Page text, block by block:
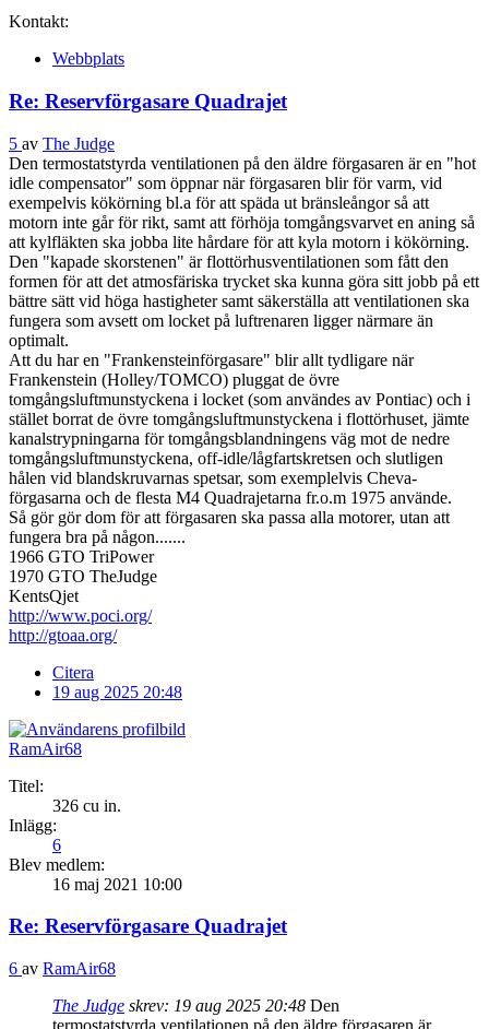
Kontakt:
Webbplats
Re: Reservförgasare Quadrajet
5 av The Judge
Den termostatstyrda ventilationen på den äldre förgasaren är en "hot
idle compensator" som öppnar när förgasaren blir för varm, vid
exempelvis kökörning bl.a för att späda ut bränsleångor så att
motorn inte går för rikt, samt att förhöja tomgångsvarvet en aning så
att kylfläkten ska jobba lite hårdare för att kyla motorn i kökörning.
Den "kapade skorstenen" är flottörhusventilationen som fått den
formen för att det atmosfäriska trycket ska kunna göra sitt jobb på ett
bättre sätt vid höga hastigheter samt säkerställa att ventilationen ska
fungera som avsett om locket på luftrenaren ligger närmare än
optimalt.
Att du har en "Frankensteinförgasare" blir allt tydligare när
Frankenstein (Holley/TOMCO) pluggat de övre
tomgångsluftmunstyckena i locket (som användes av Pontiac) och i
stället borrat de övre tomgångsluftmunstyckena i flottörhuset, jämte
kanalstrypningarna för tomgångsblandningens väg mot de nedre
tomgångsluftmunstyckena, off-idle/lågfartskretsen och slutligen
hålen vid blandskruvarnas spetsar, som exemplelvis Cheva-
förgasarna och de flesta M4 Quadrajetarna fr.o.m 1975 använde.
Så gör gör dom för att förgasaren ska passa alla motorer, utan att
fungera bra på någon.......
1966 GTO TriPower
1970 GTO TheJudge
KentsQjet
http://www.poci.org/
http://gtoaa.org/
Citera
19 aug 2025 20:48
RamAir68
Titel:
326 cu in.
Inlägg:
6
Blev medlem:
16 maj 2021 10:00
Re: Reservförgasare Quadrajet
6 av RamAir68
The Judge skrev: 19 aug 2025 20:48 Den
termostatstyrda ventilationen på den äldre förgasaren är